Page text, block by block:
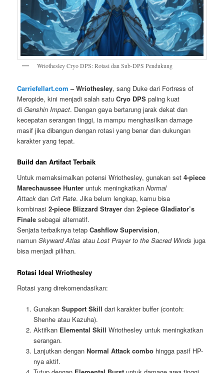
Wriothesley Cryo DPS: Rotasi dan Sub-DPS Pendukung
Carriefellart.com – Wriothesley, sang Duke dari Fortress of
Meropide, kini menjadi salah satuCryo DPS paling kuat
diGenshin Impact. Dengan gaya bertarung jarak dekat dan
kecepatan serangan tinggi, ia mampu menghasilkan damage
masif jika dibangun dengan rotasi yang benar dan dukungan
karakter yang tepat.
Build dan Artifact Terbaik
Untuk memaksimalkan potensi Wriothesley, gunakan set4-piece
Marechaussee Hunter untuk meningkatkanNormal
Attack danCrit Rate. Jika belum lengkap, kamu bisa
kombinasi2-piece Blizzard Strayer dan2-piece Gladiator’s
Finale sebagai alternatif.
Senjata terbaiknya tetapCashflow Supervision,
namunSkyward Atlas atauLost Prayer to the Sacred Winds juga
bisa menjadi pilihan.
Rotasi Ideal Wriothesley
Rotasi yang direkomendasikan:
Gunakan Support Skill dari karakter buffer (contoh:
Shenhe atau Kazuha).
Aktifkan Elemental Skill Wriothesley untuk meningkatkan
serangan.
Lanjutkan dengan Normal Attack combohingga pasif HP-
nya aktif.